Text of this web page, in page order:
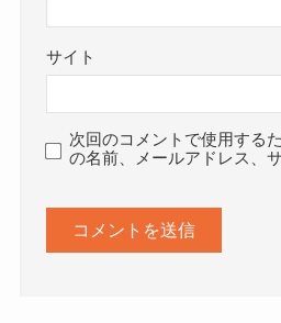
サイト
次回のコメントで使用する
の名前、メールアドレス、